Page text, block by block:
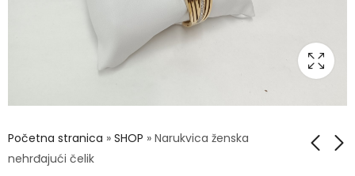
Početna stranica » SHOP » Narukvica ženska
nehrđajući čelik